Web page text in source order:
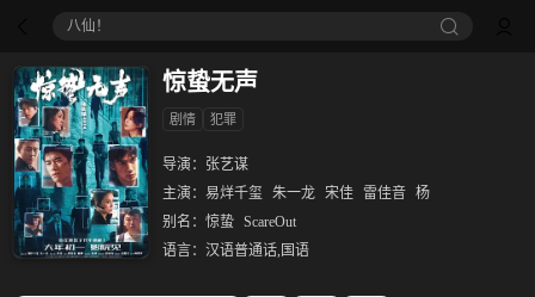
八仙！
惊蛰无声
剧情 犯罪
导演： 张艺谋
主演： 易烊千玺 朱一龙 宋佳 雷佳音 杨
别名： 惊蛰 ScareOut
语言： 汉语普通话,国语